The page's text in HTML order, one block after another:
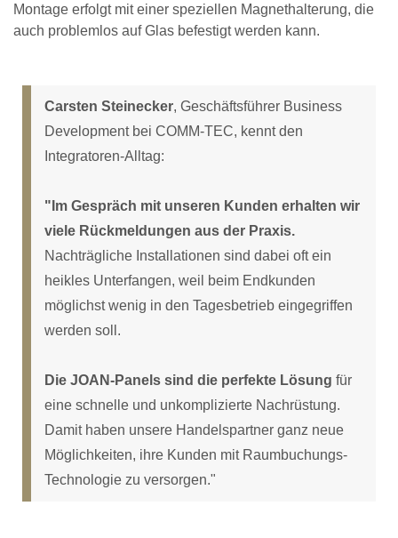
Montage erfolgt mit einer speziellen Magnethalterung, die
auch problemlos auf Glas befestigt werden kann.
Carsten Steinecker, Geschäftsführer Business
Development bei COMM-TEC, kennt den
Integratoren-Alltag:
"Im Gespräch mit unseren Kunden erhalten wir
viele Rückmeldungen aus der Praxis.
Nachträgliche Installationen sind dabei oft ein
heikles Unterfangen, weil beim Endkunden
möglichst wenig in den Tagesbetrieb eingegriffen
werden soll.
Die JOAN-Panels sind die perfekte Lösung für
eine schnelle und unkomplizierte Nachrüstung.
Damit haben unsere Handelspartner ganz neue
Möglichkeiten, ihre Kunden mit Raumbuchungs-
Technologie zu versorgen."